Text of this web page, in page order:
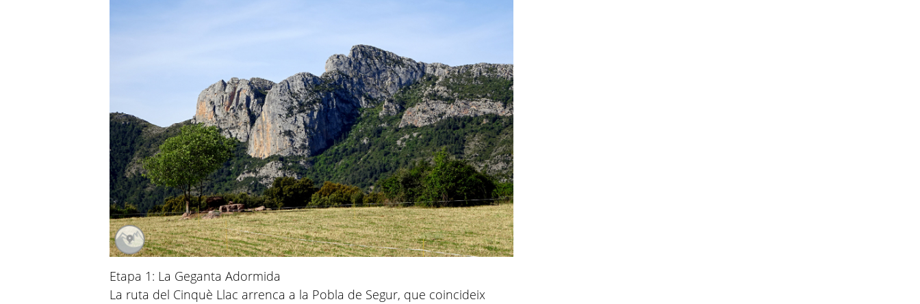
Etapa 1: La Geganta Adormida
La ruta del Cinquè Llac arrenca a la Pobla de Segur, que coincideix